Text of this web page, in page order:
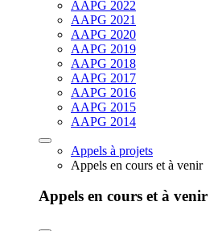
AAPG 2022
AAPG 2021
AAPG 2020
AAPG 2019
AAPG 2018
AAPG 2017
AAPG 2016
AAPG 2015
AAPG 2014
Appels à projets
Appels en cours et à venir
Appels en cours et à venir